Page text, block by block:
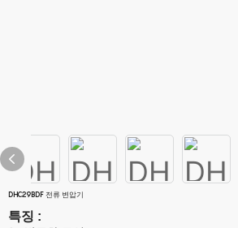
DHC29BDF 전류 변압기
특징 :